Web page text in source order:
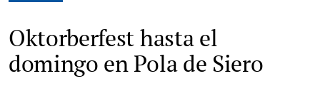
Oktorberfest hasta el
domingo en Pola de Siero